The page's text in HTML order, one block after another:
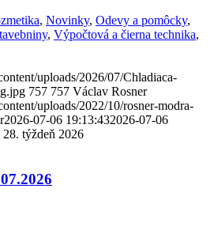
, Novinky, Odevy a pomôcky,
, Výpočtová a čierna technika,
uploads/2026/07/Chladiaca-
757 757 Václav Rosner
uploads/2022/10/rosner-modra-
2026-07-06 19:13:432026-07-06
týždeň 2026